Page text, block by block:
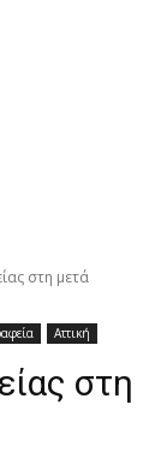
στη μετά
Αττική
στη